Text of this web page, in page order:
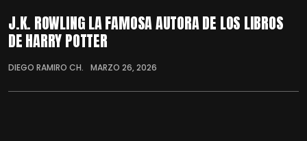
J.K. ROWLING LA FAMOSA AUTORA DE LOS LIBROS
DE HARRY POTTER
DIEGO RAMIRO CH. MARZO 26, 2026